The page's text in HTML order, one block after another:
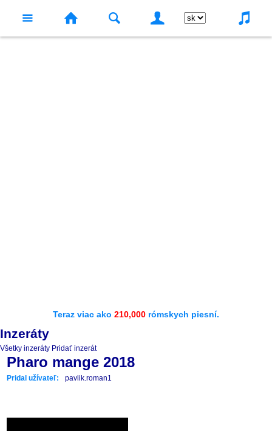
Teraz viac ako 210,000 rómskych piesní.
Inzeráty
Všetky inzeráty Pridať inzerát
Pharo mange 2018
Pridal užívateľ: pavlik.roman1